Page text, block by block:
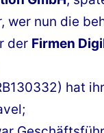
wer nun die
der Firmen
hat